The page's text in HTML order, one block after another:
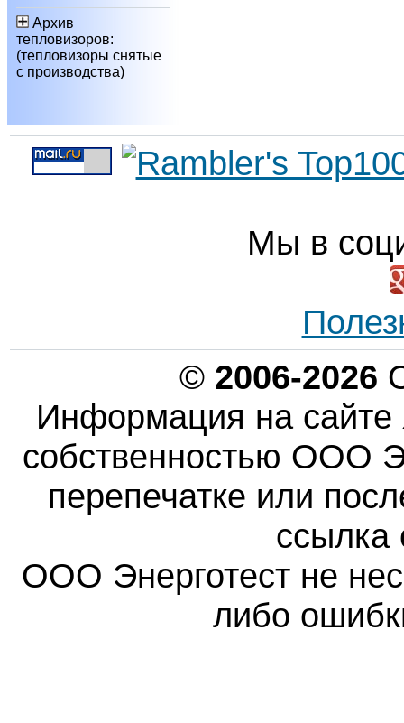
Архив
тепловизоров:
(тепловизоры снятые
с производства)
Мы в
© 2006-2026
Информация на сайте
собственностью ООО
перепечатке или
ссылка
ООО Энерготест не
либо